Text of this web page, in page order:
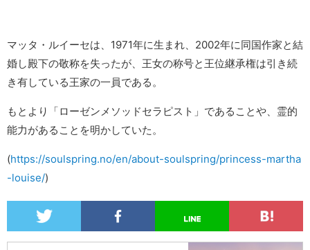
マッタ・ルイーセは、1971年に生まれ、2002年に同国作家と結
婚し殿下の敬称を失ったが、王女の称号と王位継承権は引き続
き有している王家の一員である。
もとより「ローゼンメソッドセラピスト」であることや、霊的
能力があることを明かしていた。
(https://soulspring.no/en/about-soulspring/princess-martha
-louise/)